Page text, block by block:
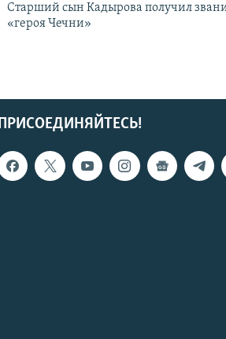
Старший сын Кадырова получил
«героя Чечни»
ПРИСОЕДИНЯЙТЕСЬ!